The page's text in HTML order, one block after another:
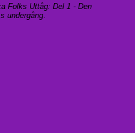
Folks Uttåg: Del 1 - Den
undergång.